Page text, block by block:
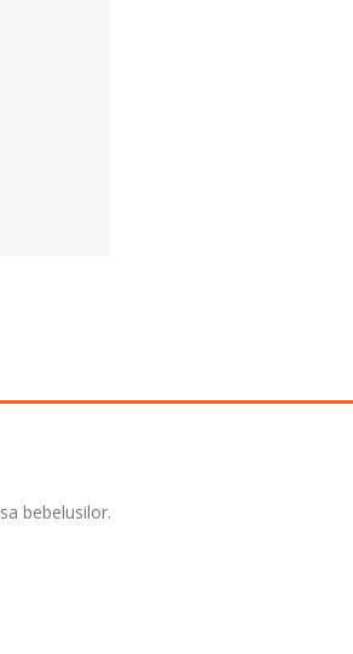
bebelusilor.